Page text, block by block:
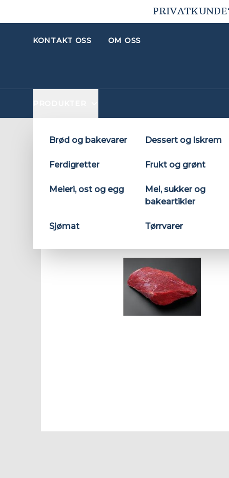
KONTAKT OSS OM OSS
Brød og bakevarer Dessert og iskrem
Ferdigretter Frukt og grønt
Meieri, ost og egg
Mel, sukker og
bakeartikler
Sjømat Tørrvarer